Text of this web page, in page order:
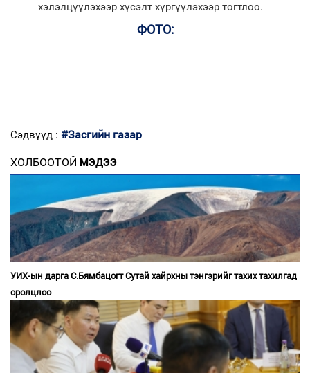
хэлэлцүүлэхээр хүсэлт хүргүүлэхээр тогтлоо.
ФОТО:
Сэдвүүд : #Засгийн газар
ХОЛБООТОЙ МЭДЭЭ
УИХ-ын дарга С.Бямбацогт Сутай хайрхны тэнгэрийг тахих тахилгад
оролцлоо